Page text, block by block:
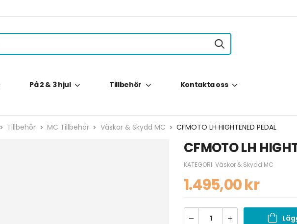
På 2 & 3 hjul Tillbehör Kontakta oss
Tillbehör MC Tillbehör Väskor & Skydd MC CFMOTO LH HIGHTENED PEDAL
CFMOTO LH
KATEGORI: Väskor & Skydd MC
1.495,00kr